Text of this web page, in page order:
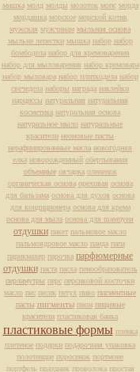
мишка молд молды молоток мопс морда
мордашка морское морской котик
мужская мужчинам мыльная основа
мыльне лепестки мышка набор набор
бомбодела набор для кремоварения
набор для мыловарения набор кремовара
набор мыловара набор плиткодела набор
свечедела наборы награда наклейки
нарциссы натуральная натуральная
косметика натуральная основа
натуральное мыло натуральные
красители неоновые пасты
нерафинированные масла новогодняя
елка новорожденный обертывания
объемные овчарка олененок
органическая основа ореховая основа
для бальзама основа для духов основа
для кондиционера основа для крема
основа для мыла основа для шампуня
отдушки пакет пальмовое масло
пальмоядровое масло панда папа
парикмахер парочка парфюмерные
отдушки паста пасха пенообразователь
перламутры перс персиковой косточки
масло пес песик петух пиво пигментные
пасты пигменты пион пищевые
красители пластиковая банка
пластиковые формы пленка
плетеное подарки подарочная упаковка
полотенцце поросенок портмоне
портфель праздник проволока простая